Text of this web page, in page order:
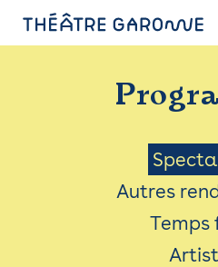
PROGRAMME
INFOS PRATIQUES
AVEC LES
ACCESSIBILITÉ
LES
Menu
Autres
Temps